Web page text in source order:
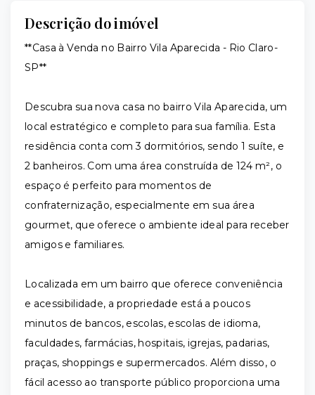
Descrição do imóvel
**Casa à Venda no Bairro Vila Aparecida - Rio Claro-
SP**
Descubra sua nova casa no bairro Vila Aparecida, um
local estratégico e completo para sua família. Esta
residência conta com 3 dormitórios, sendo 1 suíte, e
2 banheiros. Com uma área construída de 124 m², o
espaço é perfeito para momentos de
confraternização, especialmente em sua área
gourmet, que oferece o ambiente ideal para receber
amigos e familiares.
Localizada em um bairro que oferece conveniência
e acessibilidade, a propriedade está a poucos
minutos de bancos, escolas, escolas de idioma,
faculdades, farmácias, hospitais, igrejas, padarias,
praças, shoppings e supermercados. Além disso, o
fácil acesso ao transporte público proporciona uma